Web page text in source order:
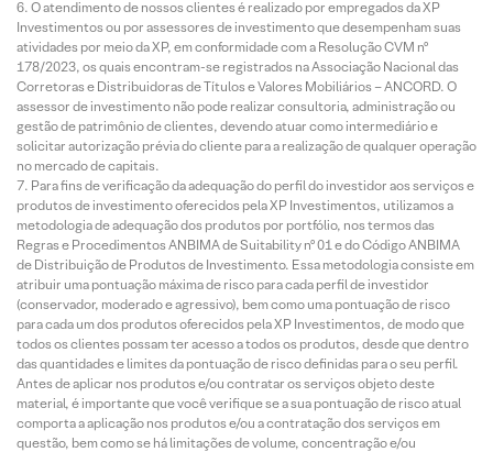
O atendimento de nossos clientes é realizado por empregados da XP
Investimentos ou por assessores de investimento que desempenham suas
atividades por meio da XP, em conformidade com a Resolução CVM nº
178/2023, os quais encontram-se registrados na Associação Nacional das
Corretoras e Distribuidoras de Títulos e Valores Mobiliários – ANCORD. O
assessor de investimento não pode realizar consultoria, administração ou
gestão de patrimônio de clientes, devendo atuar como intermediário e
solicitar autorização prévia do cliente para a realização de qualquer operação
no mercado de capitais.
Para fins de verificação da adequação do perfil do investidor aos serviços e
produtos de investimento oferecidos pela XP Investimentos, utilizamos a
metodologia de adequação dos produtos por portfólio, nos termos das
Regras e Procedimentos ANBIMA de Suitability nº 01 e do Código ANBIMA
de Distribuição de Produtos de Investimento. Essa metodologia consiste em
atribuir uma pontuação máxima de risco para cada perfil de investidor
(conservador, moderado e agressivo), bem como uma pontuação de risco
para cada um dos produtos oferecidos pela XP Investimentos, de modo que
todos os clientes possam ter acesso a todos os produtos, desde que dentro
das quantidades e limites da pontuação de risco definidas para o seu perfil.
Antes de aplicar nos produtos e/ou contratar os serviços objeto deste
material, é importante que você verifique se a sua pontuação de risco atual
comporta a aplicação nos produtos e/ou a contratação dos serviços em
questão, bem como se há limitações de volume, concentração e/ou